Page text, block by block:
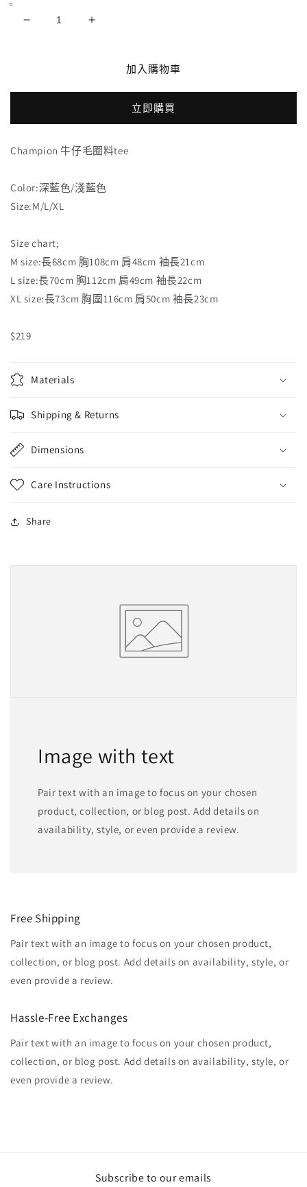
Champion
數
減
少
Champion
數
增
加入購物車
立即購買
Champion 牛仔毛圈料tee
Color:深藍色/淺藍色
Size:M/L/XL
Size chart;
M size:長68cm 胸108cm 肩48cm 袖長21cm
L size:長70cm 胸112cm 肩49cm 袖長22cm
XL size:長73cm 胸圍116cm 肩50cm 袖長23cm
$219
Materials
Shipping & Returns
Dimensions
Care Instructions
Share
Image with text
Pair text with an image to focus on your chosen
product, collection, or blog post. Add details on
availability, style, or even provide a review.
Free Shipping
Pair text with an image to focus on your chosen product,
collection, or blog post. Add details on availability, style, or
even provide a review.
Hassle-Free Exchanges
Pair text with an image to focus on your chosen product,
collection, or blog post. Add details on availability, style, or
even provide a review.
Subscribe to our emails